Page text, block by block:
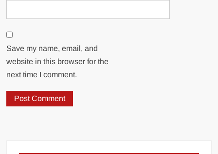
Save my name, email, and
website in this browser for the
next time I comment.